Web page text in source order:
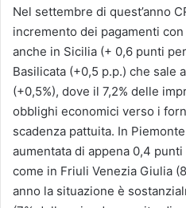
Nel settembre di quest’anno
incremento dei pagamenti
anche in Sicilia (+ 0,6 punti
Basilicata (+0,5 p.p.) che sale
(+0,5%), dove il 7,2% delle
obblighi economici verso i
scadenza pattuita. In
aumentata di appena 0,4
come in Friuli Venezia Giulia
anno la situazione è